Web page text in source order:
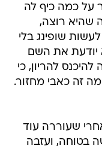
על כמה כיף לה
שהיא רוצה,
שופינג בלי
יודעת את השם
להריון, כי
שעוררה עוד
בטוחה, ועזבה